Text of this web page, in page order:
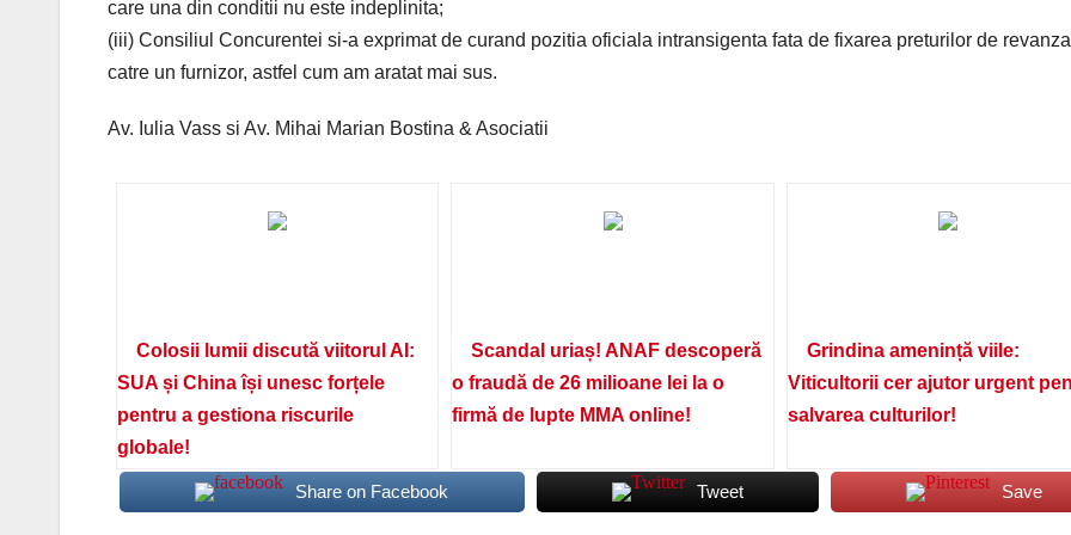
care una din conditii nu este indeplinita;
(iii) Consiliul Concurentei si-a exprimat de curand pozitia oficiala intransigenta fata de fixarea preturilor de
catre un furnizor, astfel cum am aratat mai sus.
Av. Iulia Vass si Av. Mihai Marian Bostina & Asociatii
Colosii lumii discută viitorul AI:
SUA și China își unesc forțele
pentru a gestiona riscurile
globale!
Scandal uriaș! ANAF descoperă
o fraudă de 26 milioane lei la o
firmă de lupte MMA online!
Grindina amenință viile:
Viticultorii cer ajutor urgent
salvarea culturilor!
Share on Facebook Tweet Save